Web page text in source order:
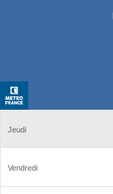
Jeudi
Vendredi